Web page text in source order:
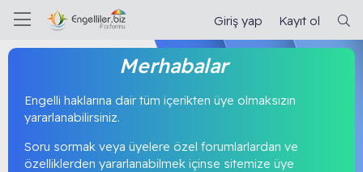
Giriş yap Kayıt ol
Merhabalar
Engelli haklarına dair tüm içerikten üye olmaksızın
yararlanabilirsiniz.
Soru sormak veya üyelere özel forumlarlardan ve
özelliklerden yararlanabilmek içinse sitemize üye